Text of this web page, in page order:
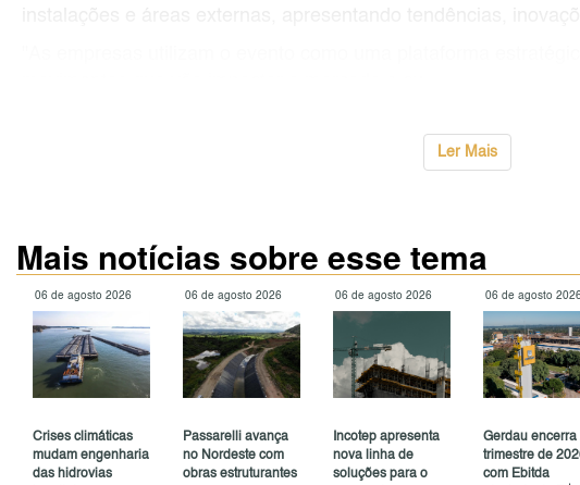
Ler Mais
Mais notícias sobre esse tema
06 de agosto 2026
Crises climáticas
mudam engenharia
das hidrovias
06 de agosto 2026
Passarelli avança
no Nordeste com
obras estruturantes
06 de agosto 2026
Incotep apresenta
nova linha de
soluções para o
06 de agosto
Gerdau encerra
trimestre de
com Ebitda